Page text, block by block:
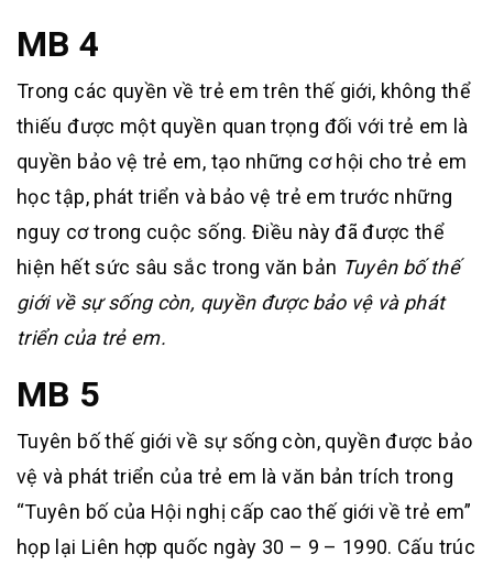
MB 4
Trong các quyền về trẻ em trên thế giới, không thể
thiếu được một quyền quan trọng đối với trẻ em là
quyền bảo vệ trẻ em, tạo những cơ hội cho trẻ em
học tập, phát triển và bảo vệ trẻ em trước những
nguy cơ trong cuộc sống. Điều này đã được thể
hiện hết sức sâu sắc trong văn bản Tuyên bố thế
giới về sự sống còn, quyền được bảo vệ và phát
triển của trẻ em.
MB 5
Tuyên bố thế giới về sự sống còn, quyền được bảo
vệ và phát triển của trẻ em là văn bản trích trong
“Tuyên bố của Hội nghị cấp cao thế giới về trẻ em”
họp lại Liên hợp quốc ngày 30 – 9 – 1990. Cấu trúc